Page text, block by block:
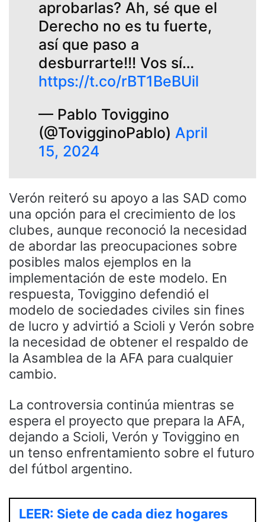
aprobarlas? Ah, sé que el
Derecho no es tu fuerte,
así que paso a
desburrarte!!! Vos sí…
https://t.co/rBT1BeBUil
— Pablo Toviggino
(@TovigginoPablo) April
15, 2024
Verón reiteró su apoyo a las SAD como
una opción para el crecimiento de los
clubes, aunque reconoció la necesidad
de abordar las preocupaciones sobre
posibles malos ejemplos en la
implementación de este modelo. En
respuesta, Toviggino defendió el
modelo de sociedades civiles sin fines
de lucro y advirtió a Scioli y Verón sobre
la necesidad de obtener el respaldo de
la Asamblea de la AFA para cualquier
cambio.
La controversia continúa mientras se
espera el proyecto que prepara la AFA,
dejando a Scioli, Verón y Toviggino en
un tenso enfrentamiento sobre el futuro
del fútbol argentino.
LEER: Siete de cada diez hogares